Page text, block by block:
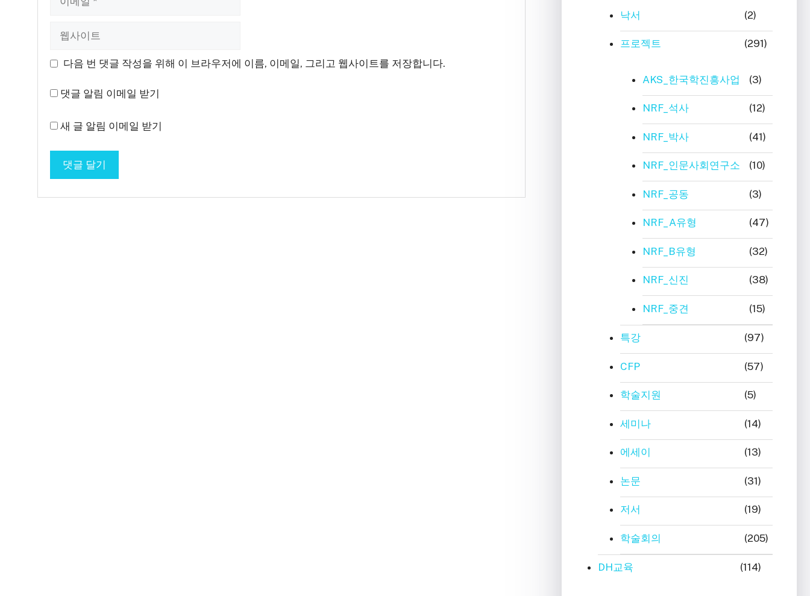
이 다음 번 댓글 작성을 위해 이 브라우저에 이름, 이메일, 그리고 웹사이트를 저장합니다.
댓글 알림 이메일 받기
새 글 알림 이메일 받기
낙서 (2)
프로젝트 (291)
AKS_한국학진흥사업 (3)
NRF_석사 (12)
NRF_박사 (41)
NRF_인문사회연구소 (10)
NRF_공동 (3)
NRF_A유형 (47)
NRF_B유형 (32)
NRF_신진 (38)
NRF_중견 (15)
특강 (97)
CFP (57)
학술지원 (5)
세미나 (14)
에세이 (13)
논문 (31)
저서 (19)
학술회의 (205)
DH교육 (114)